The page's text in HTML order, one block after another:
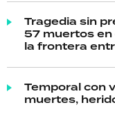
Tragedia sin
57 muertos en
la frontera
Temporal con
muertes,